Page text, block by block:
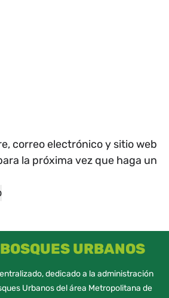
correo electrónico y sitio web
la próxima vez que haga un
URBANOS
dedicado a la administración
Urbanos del área Metropolitana de